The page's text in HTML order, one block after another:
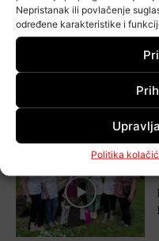
Nepristanak ili povlačenje
određene karakteristike i
Politika